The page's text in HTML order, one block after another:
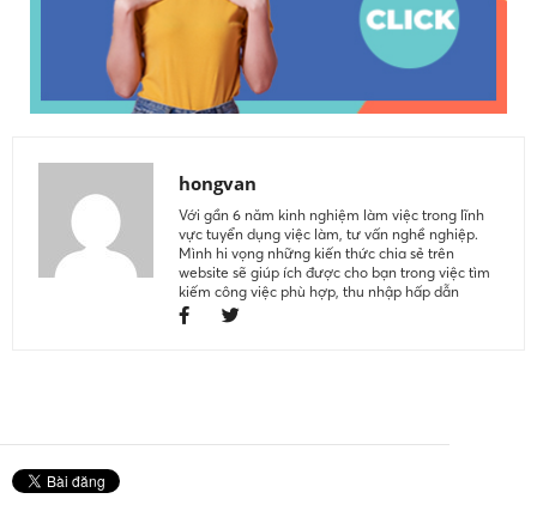
hongvan
Với gần 6 năm kinh nghiệm làm việc trong lĩnh
vực tuyển dụng việc làm, tư vấn nghề nghiệp.
Mình hi vọng những kiến thức chia sẻ trên
website sẽ giúp ích được cho bạn trong việc tìm
kiếm công việc phù hợp, thu nhập hấp dẫn